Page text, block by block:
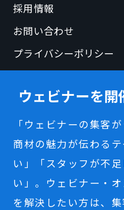
採用情報
お問い合わせ
プライバシーポリシー
ウェビナーを開
「ウェビナーの集客
商材の魅力が伝わる
い」「スタッフが不
い」。ウェビナー・
を解決したい方は、